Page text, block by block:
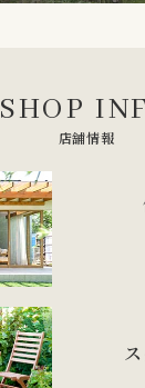
SHOP
店舗情報